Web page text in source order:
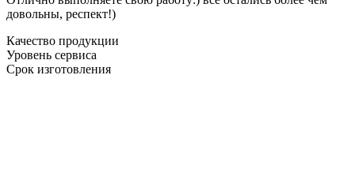
довольны, респект!)
Качество продукции
Уровень сервиса
Срок изготовления